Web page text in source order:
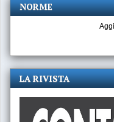
NORME
LA RIVISTA